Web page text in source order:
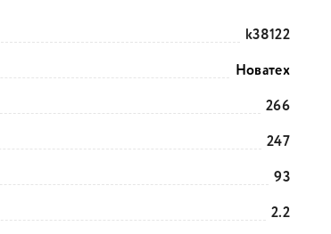
k38122
Новатех
266
247
93
2.2